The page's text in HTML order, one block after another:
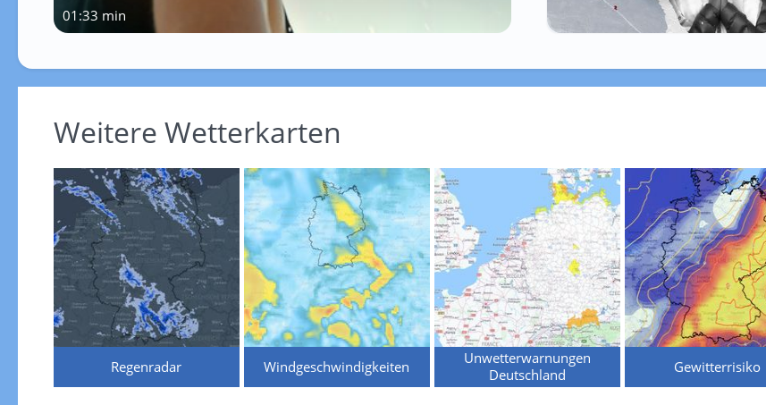
01:33 min
Weitere Wetterkarten
Regenradar Windgeschwindigkeiten
Unwetterwarnungen
Deutschland
Gewitterrisiko